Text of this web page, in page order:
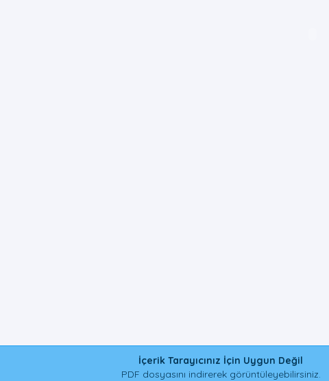
İçerik Tarayıcınız İçin Uygun Değil
PDF dosyasını indirerek görüntüleyebilirsiniz.